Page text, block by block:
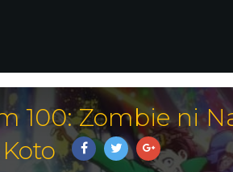
100: Zombie ni